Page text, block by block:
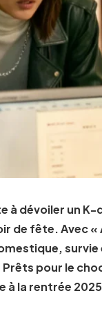
à dévoiler un K-
de fête. Avec «
pour le
à la rentrée